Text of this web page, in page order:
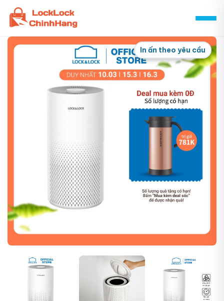
Skip
content
In ấn theo yêu cầu